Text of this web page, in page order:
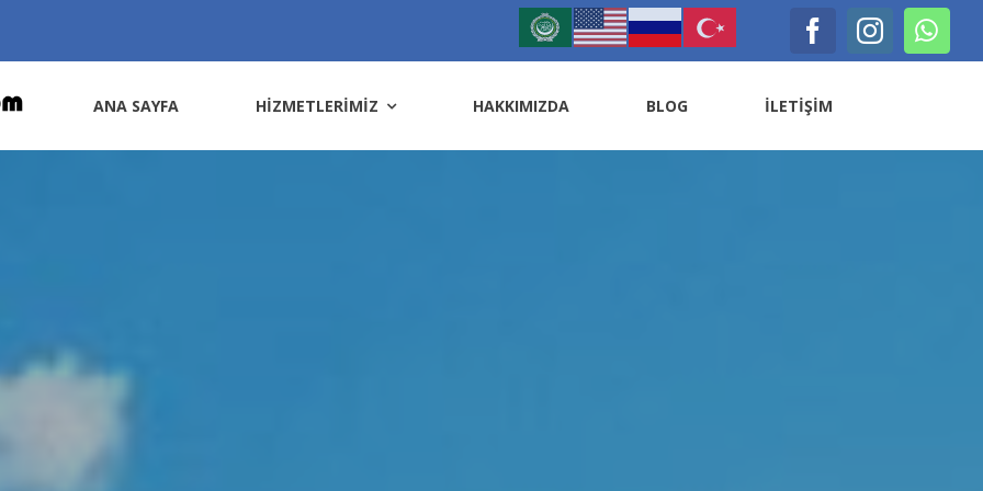
ANA SAYFA HİZMETLERİMİZ HAKKIMIZDA BLOG İLETİŞİM